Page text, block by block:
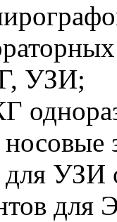
УЗИ;
для УЗИ
для